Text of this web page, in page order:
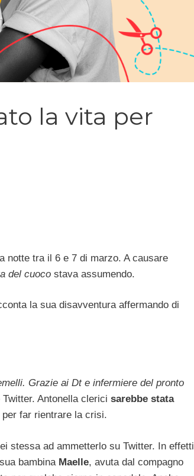
la vita per
notte tra il 6 e 7 di marzo. A causare
del cuoco stava assumendo.
la sua disavventura affermando di
Grazie ai Dt e infermiere del pronto
Antonella clerici sarebbe stata
far rientrare la crisi.
stessa ad ammetterlo su Twitter. In effetti
bambina Maelle, avuta dal compagno